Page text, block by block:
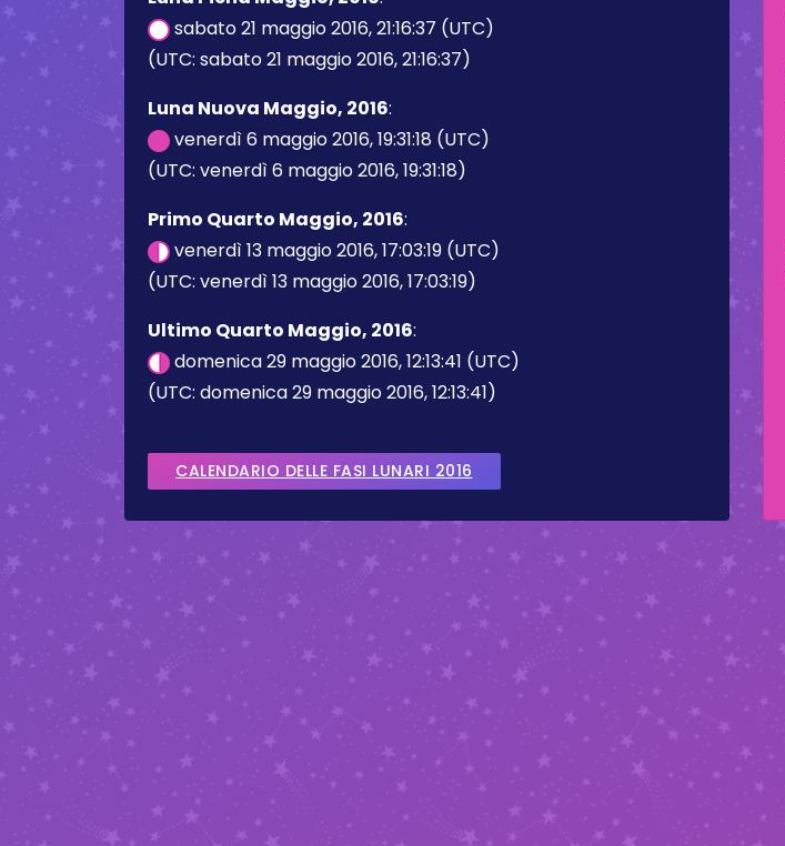
sabato 21 maggio 2016, 21:16:37 (UTC)
(UTC: sabato 21 maggio 2016, 21:16:37)
Luna Nuova Maggio, 2016:
venerdì 6 maggio 2016, 19:31:18 (UTC)
(UTC: venerdì 6 maggio 2016, 19:31:18)
Primo Quarto Maggio, 2016:
venerdì 13 maggio 2016, 17:03:19 (UTC)
(UTC: venerdì 13 maggio 2016, 17:03:19)
Ultimo Quarto Maggio, 2016:
domenica 29 maggio 2016, 12:13:41 (UTC)
(UTC: domenica 29 maggio 2016, 12:13:41)
CALENDARIO DELLE FASI LUNARI 2016